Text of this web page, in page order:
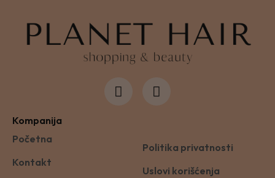
Kompanija
Početna
Kontakt
Politika privatnosti
Uslovi korišćenja